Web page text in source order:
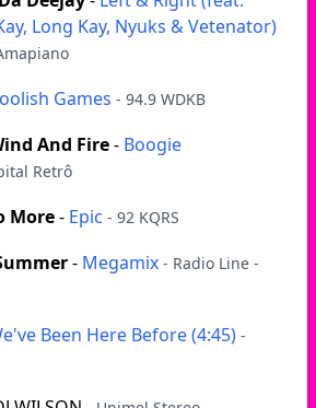
Long Kay, Nyuks & Vetenator)
Games - 94.9 WDKB
And Fire- Boogie
Retrô
More- Epic - 92 KQRS
- Megamix - Radio Line -
Been Here Before (4:45) -